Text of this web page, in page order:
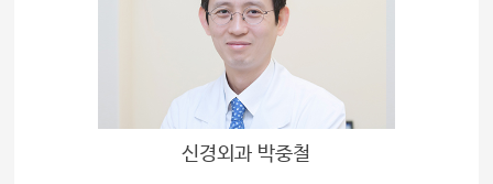
신경외과 박중철